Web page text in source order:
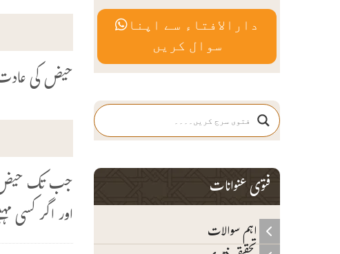
حیض کی عادت 9 دن کی ہے کبھی کبھی 10 دن ہو جاتی ہے۔ اب عادت کونسی شمار ہو گی
اور اگر کسی مہینے 10 دن خون آتا ہے تو 10 دن
دارالافتاء سے اپنا
سوال کریں
فتوی عنوانات
اہم سوالات